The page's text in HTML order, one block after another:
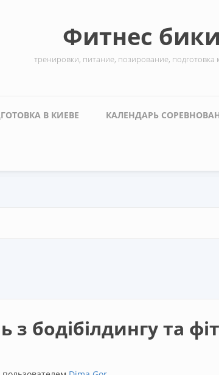
Фитнес
тренировки, питание, позирование, подготовка
В КИЕВЕ КАЛЕНДАРЬ
бодібілдингу та